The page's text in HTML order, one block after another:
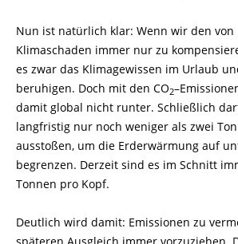
Nun ist natürlich klar: Wenn wir den von
Klimaschaden immer nur zu
es zwar das Klimagewissen im Urlaub
beruhigen. Doch mit den CO2–
damit global nicht runter. Schließlich
langfristig nur noch weniger als zwei
ausstoßen, um die Erderwärmung auf
begrenzen. Derzeit sind es im Schnitt
Tonnen pro Kopf.
Deutlich wird damit: Emissionen zu